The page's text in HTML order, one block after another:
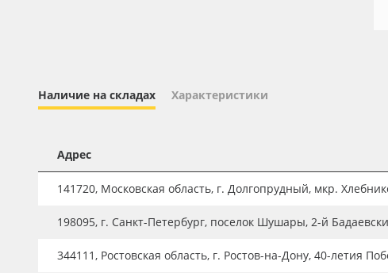
Новинки ассортимента
Плёнка монтажная Oratape
ПЭТ листовой
ПЭТ бэклит
Наличие на складах Характеристики
Адрес
141720, Московская область, г. Долгопрудный, мкр.
198095, г. Санкт-Петербург, поселок Шушары, 2-й
344111, Ростовская область, г. Ростов-на-Дону, 40-летия